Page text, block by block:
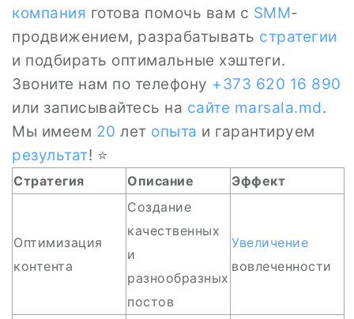
компания готова помочь вам с SMM-
продвижением, разрабатывать стратегии
и подбирать оптимальные хэштеги.
Звоните нам по телефону +373 620 16 890
или записывайтесь на сайте marsala.md.
Мы имеем 20 лет опыта и гарантируем
результат! ⭐
Стратегия Описание Эффект
Оптимизация
контента
Создание
качественных
и
разнообразных
постов
Увеличение
вовлеченности